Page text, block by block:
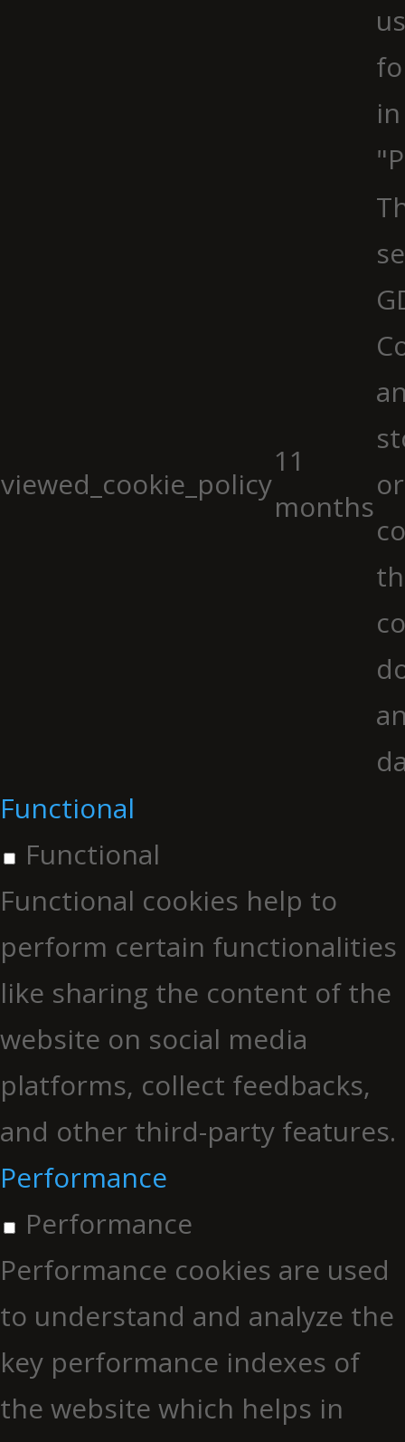
viewed_cookie_policy
11
months
Functional
Functional
Functional cookies help to
perform certain functionalities
like sharing the content of the
website on social media
platforms, collect feedbacks,
and other third-party features.
Performance
Performance
Performance cookies are used
to understand and analyze the
key performance indexes of
the website which helps in